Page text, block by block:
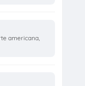
americana,